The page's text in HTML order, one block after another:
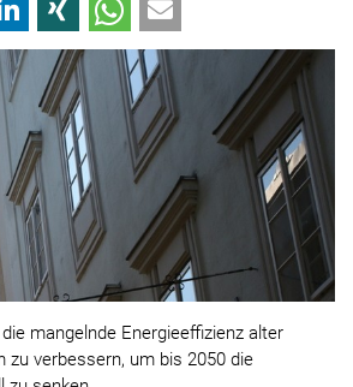
mangelnde Energieeffizienz alter
zu verbessern, um bis 2050 die